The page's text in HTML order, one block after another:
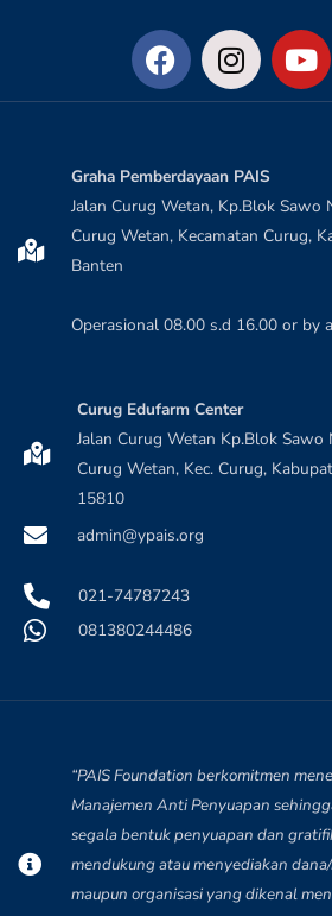
Graha Pemberdayaan PAIS
Jalan Curug Wetan, Kp.Blok Sawo
Curug Wetan, Kecamatan Curug,
Banten
Operasional 08.00 s.d 16.00 or by
Curug Edufarm Center
Jalan Curug Wetan Kp.Blok Sawo
Curug Wetan, Kec. Curug,
15810
admin@ypais.org
021-74787243
081380244486
“PAIS Foundation berkomitmen
Manajemen Anti Penyuapan
segala bentuk penyuapan dan
mendukung atau menyediakan
maupun organisasi yang dikenal